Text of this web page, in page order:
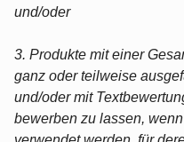
und/oder
3. Produkte mit einer
ganz oder teilweise
und/oder mit
bewerben zu lassen,